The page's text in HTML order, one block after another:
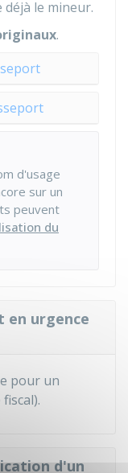
le mineur.
.
d'usage
sur un
peuvent
du
en urgence
pour un
d'un